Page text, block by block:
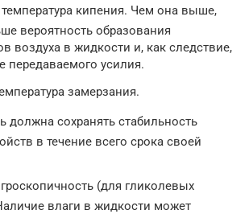
кипения. Чем она выше,
вероятность образования
воздуха в жидкости и, как следствие,
передаваемого усилия.
замерзания.
должна сохранять стабильность
в течение всего срока своей
(для гликолевых
влаги в жидкости может